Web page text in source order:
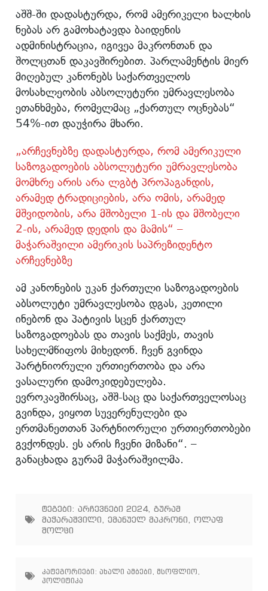
აშშ-ში დადასტურდა, რომ ამერიკელი ხალხის
ნებას არ გამოხატავდა ბაიდენის
ადმინისტრაცია, იგივეა მაკრონთან და
შოლცთან დაკავშირებით. პარლამენტის მიერ
მიღებულ კანონებს საქართველოს
მოსახლეობის აბსოლუტური უმრავლესობა
ეთანხმება, რომელმაც „ქართულ ოცნებას“
54%-ით დაუჭირა მხარი.
„არჩევნებზე დადასტურდა, რომ ამერიკული
საზოგადოების აბსოლუტური უმრავლესობა
მომხრე არის არა ლგბტ პროპაგანდის,
არამედ ტრადიციების, არა ომის, არამედ
მშვიდობის, არა მშობელი 1-ის და მშობელი
2-ის, არამედ დედის და მამის“ –
მაჭარაშვილი ამერიკის საპრეზიდენტო
არჩევნებზე
ამ კანონების უკან ქართული საზოგადოების
აბსოლუტი უმრავლესობა დგას, კეთილი
ინებონ და პატივის სცენ ქართულ
საზოგადოებას და თავის საქმეს, თავის
სახელმწიფოს მიხედონ. ჩვენ გვინდა
პარტნიორული ურთიერთობა და არა
ვასალური დამოკიდებულება.
ევროკავშირსაც, აშშ-საც და საქართველოსაც
გვინდა, ვიყოთ სუვერენულები და
ერთმანეთთან პარტნიორული ურთიერთობები
გვქონდეს. ეს არის ჩვენი მიზანი“. –
განაცხადა გურამ მაჭარაშვილმა.
ტეგები: არჩევნები 2024, გურამ
მაჭარაშვილი
ემანუელ მაკრონი
ოლაფ
შოლცი
კატეგორიები: ახალი ამბები მსოფლიო
პოლიტიკა